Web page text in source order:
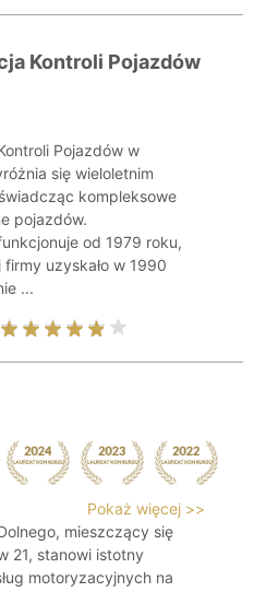
Kontroli Pojazdów
Pojazdów w
się wieloletnim
kompleksowe
pojazdów.
od 1979 roku,
uzyskało w 1990
...
Pokaż więcej >>
mieszczący się
21, stanowi istotny
motoryzacyjnych na